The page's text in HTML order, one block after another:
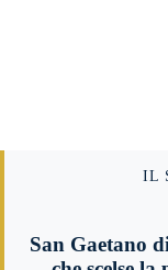
IL
San Gaetano